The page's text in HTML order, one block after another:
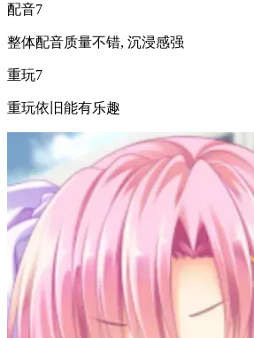
配音7
整体配音质量不错, 沉浸感强
重玩7
重玩依旧能有乐趣